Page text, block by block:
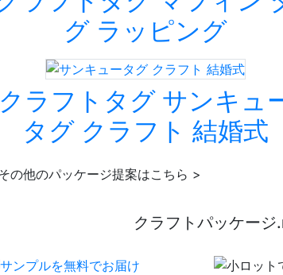
グ ラッピング
クラフトタグ サンキュ
タグ クラフト 結婚式
の他のパッケージ提案はこちら >
クラフトパッケー